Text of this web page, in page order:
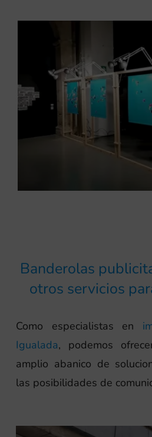
Banderolas
otros servicios
Como especialistas en
Igualada, podemos
amplio abanico de
las posibilidades de